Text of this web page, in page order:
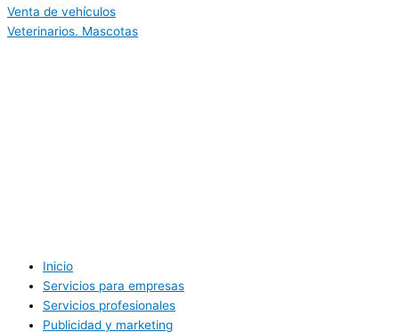
Venta de vehículos
Veterinarios. Mascotas
Inicio
Servicios para empresas
Servicios profesionales
Publicidad y marketing